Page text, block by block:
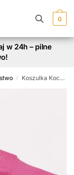
0
w 24h – pilne
/ Koszulka Kocham Mojego Braciszka z Sercem